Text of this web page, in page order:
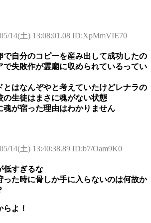
14(土) 13:08:01.08 ID:XpMmVIE70
で自分のコピーを産み出して成功したの
で失敗作が霊廟に収められているってい
とはなんぞやと考えていたけどレナラの
の生徒はまさに魂がない状態
魂が宿った理由はわかりません
14(土) 13:40:38.89 ID:b7/Oam9K0
低すぎるな
った時に骨しか手に入らないのは何故か
よ！